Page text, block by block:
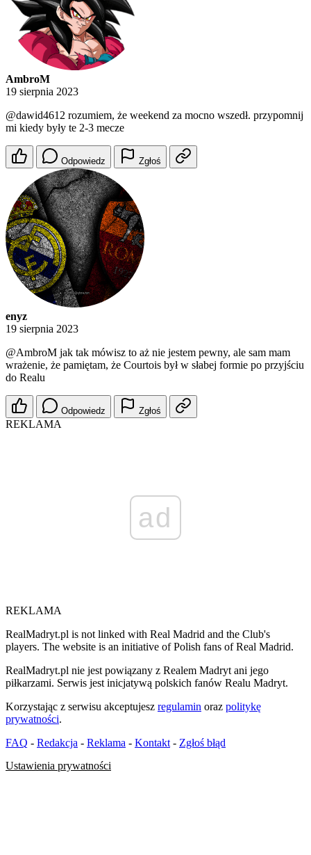
AmbroM
19 sierpnia 2023
@dawid4612 rozumiem, że weekend za mocno wszedł. przypomnij
mi kiedy były te 2-3 mecze
Odpowiedz Zgłoś
enyz
19 sierpnia 2023
@AmbroM jak tak mówisz to aż nie jestem pewny, ale sam mam
wrażenie, że pamiętam, że Courtois był w słabej formie po przyjściu
do Realu
Odpowiedz Zgłoś
REKLAMA
ad
REKLAMA
RealMadryt.pl is not linked with Real Madrid and the Club's
players. The website is an initiative of Polish fans of Real Madrid.
RealMadryt.pl nie jest powiązany z Realem Madryt ani jego
piłkarzami. Serwis jest inicjatywą polskich fanów Realu Madryt.
Korzystając z serwisu akceptujesz regulamin oraz politykę
prywatności.
FAQ - Redakcja - Reklama - Kontakt - Zgłoś błąd
Ustawienia prywatności